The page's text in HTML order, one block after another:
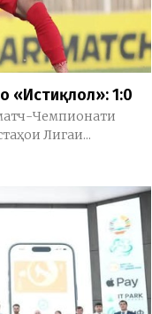
«Истиқлол»: 1:0
Чемпионати
Лигаи...